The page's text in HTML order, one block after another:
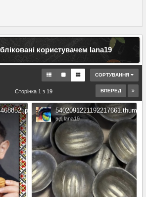
користувачем lana19
СОРТУВАННЯ
ВПЕРЕД
Сторінка 1 з 19
від lana19